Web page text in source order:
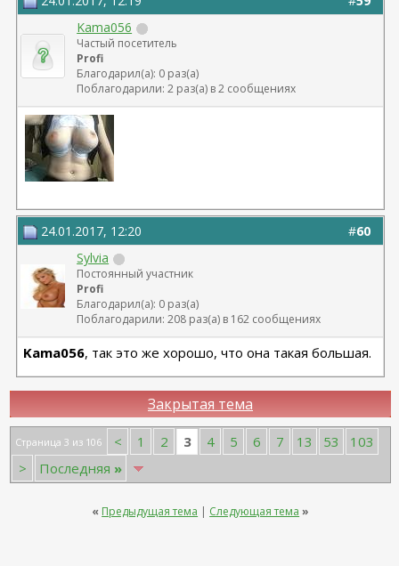
Kama056
Частый посетитель
Profi
Благодарил(а): 0 раз(а)
Поблагодарили: 2 раз(а) в 2 сообщениях
#60
24.01.2017, 12:20
Sylvia
Постоянный участник
Profi
Благодарил(а): 0 раз(а)
Поблагодарили: 208 раз(а) в 162 сообщениях
Kama056, так это же хорошо, что она такая большая.
Закрытая тема
Страница 3 из 106 < 1 2 3 4 5 6 7 13 53
103
>
Последняя »
« Предыдущая тема | Следующая тема »